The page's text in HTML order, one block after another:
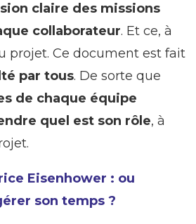
claire des missions
collaborateur. Et ce, à
projet. Ce document est fait
par tous. De sorte que
de chaque équipe
quel est son rôle, à
Eisenhower : ou
son temps ?